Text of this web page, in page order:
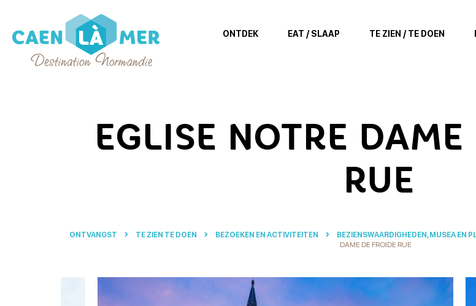
ONTDEK EAT / SLAAP TE ZIEN / TE DOEN
EGLISE NOTRE
RUE
ONTVANGST TE ZIEN TE DOEN BEZOEKEN EN ACTIVITEITEN BEZIENSWAARDIGHEDEN, MUSEA EN
DAME DE FROIDE RUE